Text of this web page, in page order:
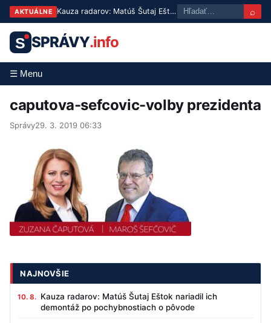
AKTUÁLNE Kauza radarov: Matúš Šutaj Eštok nariadil ich demontáž po pochybnostiach o pôvode ⌕
S SPRÁVY.info
☰ Menu
caputova-sefcovic-volby prezidenta
Správy29. 3. 2019 06:33
NAJNOVŠIE
10. 8. Kauza radarov: Matúš Šutaj Eštok nariadil ich
demontáž po pochybnostiach o pôvode